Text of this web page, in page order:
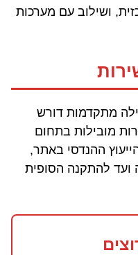
ושילוב עם מערכות
מתקדמות דורש
מובילות בתחום
ההנדסי באתר,
ועד להתקנה הסופית